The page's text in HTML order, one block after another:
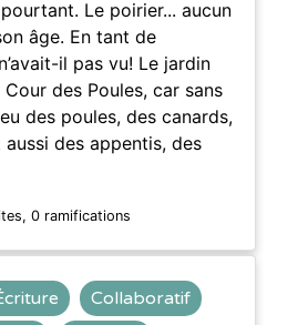
Le poirier... aucun
âge. En tant de
il pas vu! Le jardin
des Poules, car sans
des poules, des canards,
des appentis, des
0 ramifications
Collaboratif